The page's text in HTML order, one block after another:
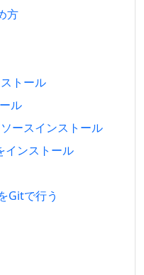
方
トール
ル
ースインストール
インストール
Gitで行う